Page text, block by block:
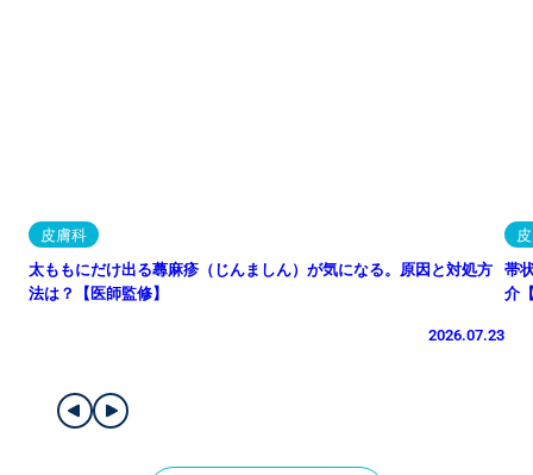
皮膚科
太ももにだけ出る蕁麻疹（じんましん）が気になる。原因と対処方
法は？【医師監修】
2026.07.23
帯
介